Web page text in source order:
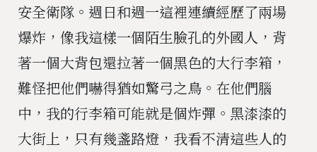
安全衛隊。週日和週一這裡連續經歷了兩場
爆炸，像我這樣一個陌生臉孔的外國人，背
著一個大背包還拉著一個黑色的大行李箱，
難怪把他們嚇得猶如驚弓之鳥。在他們腦
中，我的行李箱可能就是個炸彈。黑漆漆的
大街上，只有幾盞路燈，我看不清這些人的